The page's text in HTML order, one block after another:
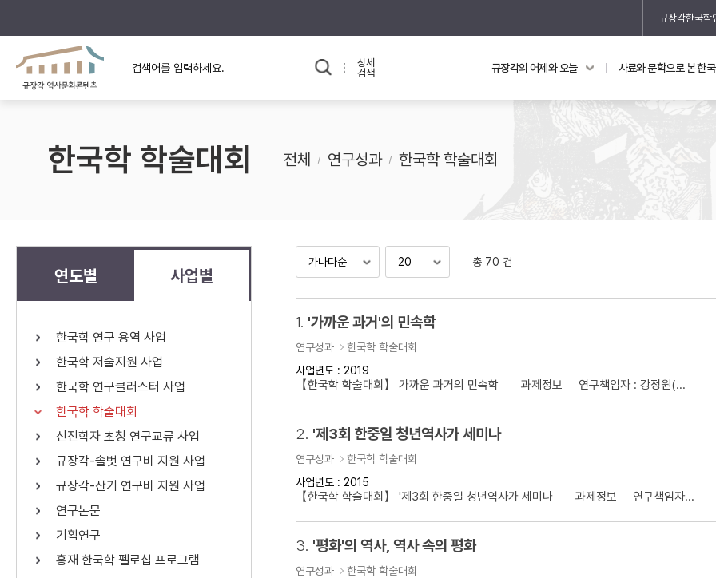
규장각한국학
규장각의 어제와 오늘
규장각 소개영상
사료와 문학으로 본
고대
고려
조선 후기
근대
교과 연동 자료 의궤와 지리지
상세
검색
검색 연산자 사용안내
연산자 설명
AND
OR 정조 OR 정약용 “정조” 또는 “정약용”이 포함된 자료를 검색
료를 검색
규장각의 어제와 오늘 사료와 문학으로 본 한
한국학 학술대회 전체 연구성과 한국학 학술대회
연도별 사업별
한국학 연구 용역 사업
한국학 저술지원 사업
한국학 연구클러스터 사업
한국학 학술대회
신진학자 초청 연구교류 사업
규장각-솔벗 연구비 지원 사업
규장각-산기 연구비 지원 사업
연구논문
기획연구
홍재 한국학 펠로십 프로그램
총 70 건
1. '가까운 과거'의 민속학
연구성과
한국학 학술대회
사업년도 : 2019
【한국학 학술대회】 가까운 과거의 민속학 과제정보 연구책임자 : 강정원(...
2. '제3회 한중일 청년역사가 세미나
연구성과
한국학 학술대회
사업년도 : 2015
【한국학 학술대회】 '제3회 한중일 청년역사가 세미나 과제정보 연구책임자...
3. '평화'의 역사, 역사 속의 평화
연구성과
한국학 학술대회